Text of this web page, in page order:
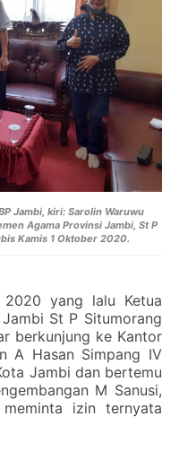
Jambi, kiri: Sarolin Waruwu
Agama Provinsi Jambi, St P
Kamis 1 Oktober 2020.
yang lalu Ketua
St P Situmorang
berkunjung ke Kantor
A Hasan Simpang IV
Jambi dan bertemu
M Sanusi,
izin ternyata